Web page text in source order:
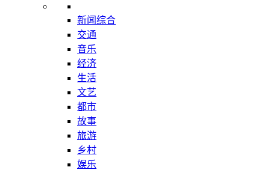
新闻综合
交通
音乐
经济
生活
文艺
都市
故事
旅游
乡村
娱乐